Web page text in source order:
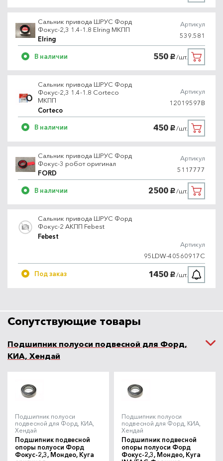
Сальник привода ШРУС Форд
Фокус-2,3 1.4-1.8 Elring МКПП
Elring
Артикул
539.581
В наличии 550 руб./шт.
Сальник привода ШРУС Форд
Фокус-2,3 1.4-1.8 Corteco
МКПП
Corteco
Артикул
12019597B
В наличии 450 руб./шт.
Сальник привода ШРУС Форд
Фокус-3 робот оригинал
FORD
Артикул
5117777
В наличии 2500 руб./шт.
Сальник привода ШРУС Форд
Фокус-2 АКПП Febest
Febest
Артикул
95LDW-40560917C
Под заказ 1450 руб./шт.
Сопутствующие товары
Подшипник полуоси подвесной для Форд,
КИА, Хендай
Подшипник полуоси
подвесной для Форд, КИА,
Хендай
Подшипник подвесной
опоры полуоси Форд
Фокус-2,3, Мондео, Куга
Подшипник полуоси
подвесной для Форд, КИА,
Хендай
Подшипник подвесной
опоры полуоси Форд
Фокус-2,3, Мондео, Куга